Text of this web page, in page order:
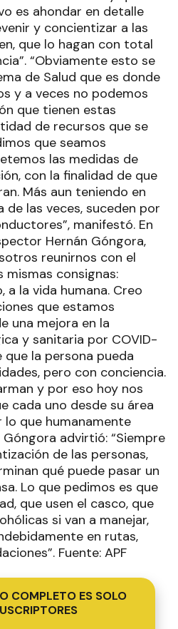
es ahondar en detalle
y concientizar a las
que lo hagan con total
“Obviamente esto se
de Salud que es donde
y a veces no podemos
que tienen estas
de recursos que se
que seamos
las medidas de
con la finalidad de que
Más aun teniendo en
de las veces, suceden por
manifestó. En
Hernán Góngora,
reunirnos con el
mismas consignas:
la vida humana. Creo
que estamos
una mejora en la
y sanitaria por COVID-
la persona pueda
pero con conciencia.
y por eso hoy nos
cada uno desde su área
que humanamente
advirtió: “Siempre
de las personas,
qué puede pasar un
Lo que pedimos es que
que usen el casco, que
si van a manejar,
en rutas,
Fuente: APF
COMPLETO ES SOLO